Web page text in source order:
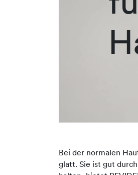
Bei der normalen
glatt. Sie ist gut